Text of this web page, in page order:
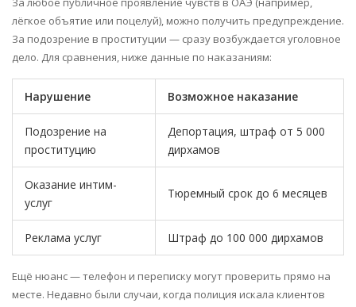
лёгкое объятие или поцелуй), можно получить предупреждение.
За подозрение в проституции — сразу возбуждается уголовное
дело. Для сравнения, ниже данные по наказаниям:
Нарушение Возможное наказание
Подозрение на
проституцию
Депортация, штраф от 5 000
дирхамов
Оказание интим-
услуг
Тюремный срок до 6 месяцев
Реклама услуг Штраф до 100 000 дирхамов
Ещё нюанс — телефон и переписку могут проверить прямо на
месте. Недавно были случаи, когда полиция искала клиентов